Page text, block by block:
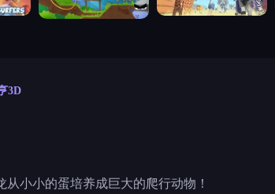
3D
小小的蛋培养成巨大的爬行动物！